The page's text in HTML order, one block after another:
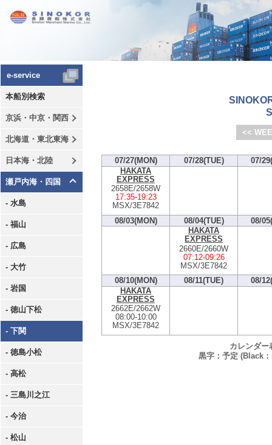
e-service
本船別検索
京浜・中京・関西
北海道・東北東海
日本海・北陸
瀬戸内海・四国
- 水島
- 福山
- 広島
- 大竹
- 岩国
- 徳山下松
- 下関
- 徳島小松
- 高松
- 三島川之江
- 今治
- 松山
<<
07/27(MON) 07/28(TUE)
07/
HAKATA
EXPRESS
2658E/2658W
17:35-19:23
MSX/3E7842
08/03(MON)
08/04(TUE)
08/
HAKATA
EXPRESS
2660E/2660W
07:12-09:26
MSX/3E7842
08/10(MON)
08/11(TUE)
08/
HAKATA
EXPRESS
2662E/2662W
08:00-10:00
MSX/3E7842
カレンダー
黒字：予定 (Black